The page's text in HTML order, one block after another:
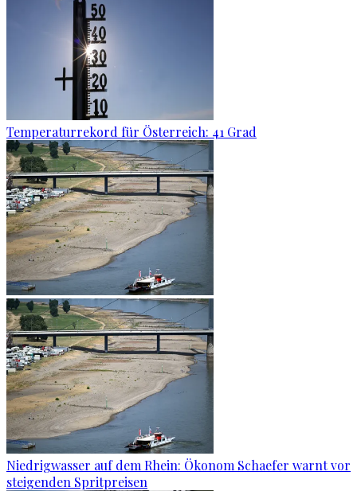
Temperaturrekord für Österreich: 41 Grad
Niedrigwasser auf dem Rhein: Ökonom Schaefer warnt vor
steigenden Spritpreisen